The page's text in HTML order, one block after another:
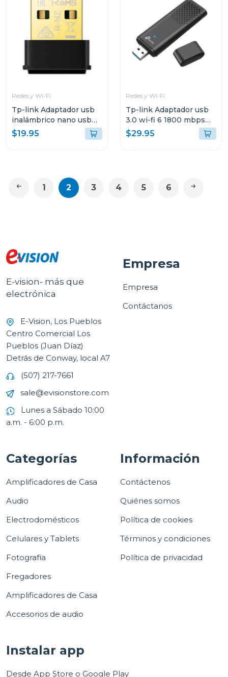
Redes y Wi-Fi
Tp-link Adaptador usb
inalámbrico nano usb
de doble banda ac1300
t3u nano
$19.95
Redes y Wi-Fi
Tp-link Adaptador usb
3.0 wi-fi 6 1800 mbps
tx20u
$29.95
1 2 3 4 5 6
E-vision- más que
electrónica
E-Vision, Los Pueblos
Centro Comercial Los
Pueblos (Juan Díaz)
Detrás de Conway, local A7
(507) 217-7661
sale@evisionstore.com
Lunes a Sábado 10:00
a.m. - 6:00 p.m.
Empresa
Empresa
Contáctanos
Categorías
Amplificadores de Casa
Audio
Electrodomésticos
Celulares y Tablets
Fotografía
Fregadores
Amplificadores de Casa
Accesorios de audio
Información
Contáctenos
Quiénes somos
Política de cookies
Términos y condiciones
Política de privacidad
Instalar app
Desde App Store o Google Play